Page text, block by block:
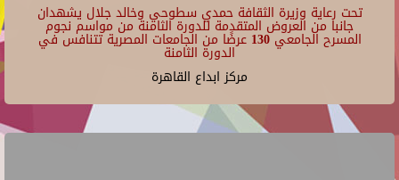
تحت رعاية وزيرة الثقافة حمدي سطوحي وخالد جلال يشهدان
جانبا من العروض المتقدمة للدورة الثامنة من مواسم نجوم
المسرح الجامعي 130 عرضًا من الجامعات المصرية تتنافس في
الدورة الثامنة
مركز ابداع القاهرة